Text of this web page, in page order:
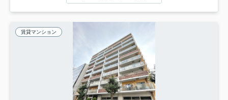
賃貸マンション